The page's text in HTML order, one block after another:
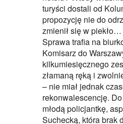
turyści dostali od
propozycję nie do
zmienił się w piekło…
Sprawa trafia na
Komisarz do
kilkumiesięcznego
złamaną ręką i
– nie miał jednak
rekonwalescencję.
młodą policjantkę,
Suchecką, która brak